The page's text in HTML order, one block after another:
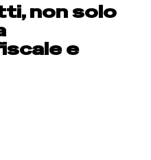
non solo
e